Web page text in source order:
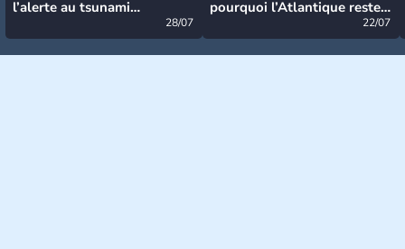
l’alerte au tsunami
28/07
pourquoi l’Atlantique reste
22/07